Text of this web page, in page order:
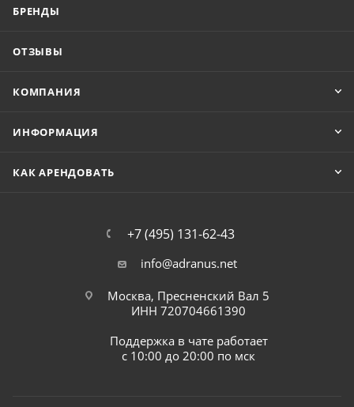
БРЕНДЫ
ОТЗЫВЫ
КОМПАНИЯ
ИНФОРМАЦИЯ
КАК АРЕНДОВАТЬ
+7 (495) 131-62-43
info@adranus.net
Москва, Пресненский Вал 5
ИНН 720704661390
Поддержка в чате работает
с 10:00 до 20:00 по мск